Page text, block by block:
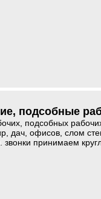
подсобные
подсобных
дач, офисов, слом
звонки принимаем